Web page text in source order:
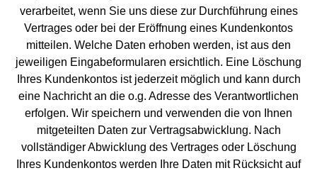
verarbeitet, wenn Sie uns diese zur Durchführung eines
Vertrages oder bei der Eröffnung eines Kundenkontos
mitteilen. Welche Daten erhoben werden, ist aus den
jeweiligen Eingabeformularen ersichtlich. Eine Löschung
Ihres Kundenkontos ist jederzeit möglich und kann durch
eine Nachricht an die o.g. Adresse des Verantwortlichen
erfolgen. Wir speichern und verwenden die von Ihnen
mitgeteilten Daten zur Vertragsabwicklung. Nach
vollständiger Abwicklung des Vertrages oder Löschung
Ihres Kundenkontos werden Ihre Daten mit Rücksicht auf